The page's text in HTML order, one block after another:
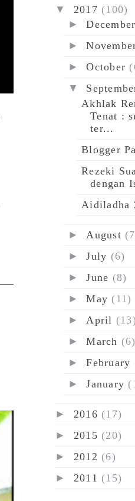
▼ 2017 (100)
►December
►
►October
▼
Akhlak
Tenat :
ter...
Blogger
Rezeki
dengan
Aidiladha
► August
►July (6)
►June (8)
►May (11)
► April (13)
►March (6)
►February
►January
► 2016 (17)
► 2015 (20)
► 2012 (6)
► 2011 (15)